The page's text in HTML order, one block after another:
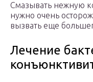
Смазывать нежную
нужно очень
вызвать еще
Лечение